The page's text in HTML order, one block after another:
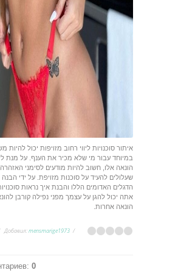
איתור סוכנויות ליווי רחוב מזויפות יכול
במיוחד עבור מי שלא מכיר את הענף. על מנת
הונאה אלו, חשוב להיות מודעים לסימני האזהרה
שעלולים להעיד על סוכנות מזויפת. על ידי
הדגלים האדומים הללו והבנת איך נראות
אתה יכול להגן על עצמך מפני נפילה קורבן
הונאה אחרות.
Добавил:mensmarige1973
: 0